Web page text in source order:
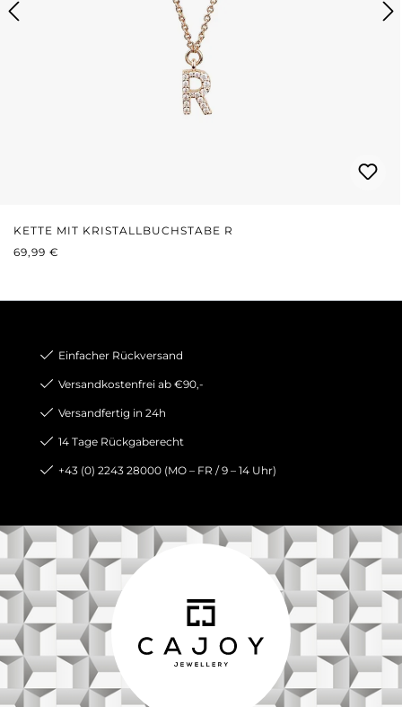
KETTE MIT KRISTALLBUCHSTABE R
REGULÄRER PREIS:
69,99 €
Einfacher Rückversand
Versandkostenfrei ab €90,-
Versandfertig in 24h
14 Tage Rückgaberecht
+43 (0) 2243 28000 (MO – FR / 9 – 14 Uhr)